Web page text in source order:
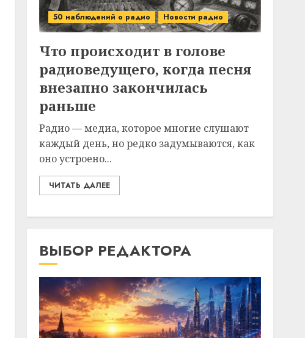
50 наблюдений о радио Новости радио
Что происходит в голове
радиоведущего, когда песня
внезапно закончилась
раньше
Радио — медиа, которое многие слушают
каждый день, но редко задумываются, как
оно устроено...
ЧИТАТЬ ДАЛЕЕ
ВЫБОР РЕДАКТОРА